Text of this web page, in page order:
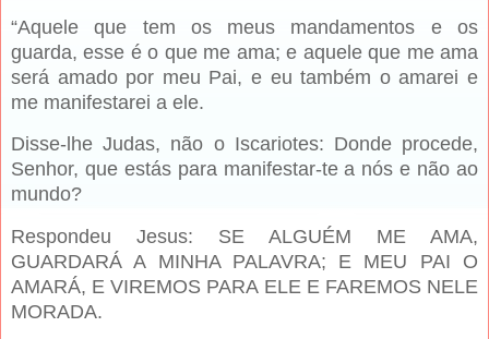
“Aquele que tem os meus mandamentos e os
guarda, esse é o que me ama; e aquele que me ama
será amado por meu Pai, e eu também o amarei e
me manifestarei a ele.
Disse-lhe Judas, não o Iscariotes: Donde procede,
Senhor, que estás para manifestar-te a nós e não ao
mundo?
Respondeu Jesus: SE ALGUÉM ME AMA,
GUARDARÁ A MINHA PALAVRA; E MEU PAI O
AMARÁ, E VIREMOS PARA ELE E FAREMOS NELE
MORADA.